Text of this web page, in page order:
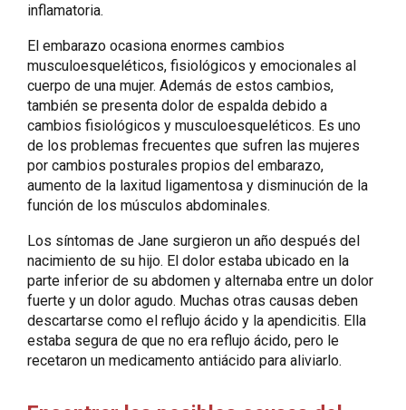
inflamatoria.
El embarazo ocasiona enormes cambios
musculoesqueléticos, fisiológicos y emocionales al
cuerpo de una mujer. Además de estos cambios,
también se presenta dolor de espalda debido a
cambios fisiológicos y musculoesqueléticos. Es uno
de los problemas frecuentes que sufren las mujeres
por cambios posturales propios del embarazo,
aumento de la laxitud ligamentosa y disminución de la
función de los músculos abdominales.
Los síntomas de Jane surgieron un año después del
nacimiento de su hijo. El dolor estaba ubicado en la
parte inferior de su abdomen y alternaba entre un dolor
fuerte y un dolor agudo. Muchas otras causas deben
descartarse como el reflujo ácido y la apendicitis. Ella
estaba segura de que no era reflujo ácido, pero le
recetaron un medicamento antiácido para aliviarlo.